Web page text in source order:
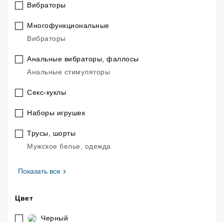
Вибраторы
Многофункциональные
.Вибраторы
Анальные вибраторы, фаллосы
.
Анальные стимуляторы
Секс-куклы
Наборы игрушек
Трусы, шорты
.Мужское белье, одежда
Показать все, Категория
Цвет
Черный